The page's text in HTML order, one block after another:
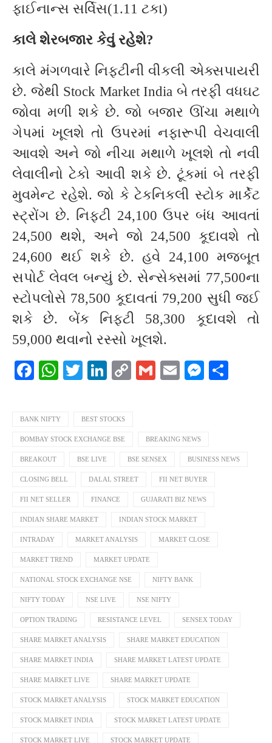
ફાઈનાન્સ સર્વિસ(1.11 ટકા)
કાલે શેરબજાર કેવું રહેશે?
કાલે મંગળવારે નિફ્ટીની વીકલી એક્સપાયરી
છે. જેથી Stock Market India બે તરફી વધઘટ
જોવા મળી શકે છે. જો બજાર ઊંચા મથાળે
ગેપમાં ખૂલશે તો ઉપરમાં નફારૂપી વેચવાલી
આવશે અને જો નીચા મથાળે ખૂલશે તો નવી
લેવાલીનો ટેકો આવી શકે છે. ટૂંકમાં બે તરફી
મુવમેન્ટ રહેશે. જો કે ટેકનિકલી સ્ટોક માર્કેટ
સ્ટ્રોંગ છે. નિફ્ટી 24,100 ઉપર બંધ આવતાં
24,500 થશે, અને જો 24,500 કૂદાવશે તો
24,600 થઈ શકે છે. હવે 24,100 મજબૂત
સપોર્ટ લેવલ બન્યું છે. સેન્સેક્સમાં 77,500ના
સ્ટોપલોસે 78,500 કૂદાવતાં 79,200 સુધી જઈ
શકે છે. બેંક નિફ્ટી 58,300 કૂદાવશે તો
59,000 થવાનો રસ્સો ખૂલશે.
Facebook
WhatsApp
TwitterLinkedIn
CopyGmailEmail
BANK NIFTY BEST STOCKS
BOMBAY STOCK EXCHANGE BSE BREAKING NEWS
BREAKOUT BSE LIVE BSE SENSEX BUSINESS NEWS
CLOSING BELL DALAL STREET FII NET BUYER
FII NET SELLER FINANCE GUJARATI BIZ NEWS
INDIAN SHARE MARKET INDIAN STOCK MARKET
INTRADAY MARKET ANALYSIS MARKET CLOSE
MARKET TREND MARKET UPDATE
NATIONAL STOCK EXCHANGE NSE NIFTY BANK
NIFTY TODAY NSE LIVE NSE NIFTY
OPTION TRADING RESISTANCE LEVEL SENSEX TODAY
SHARE MARKET ANALYSIS SHARE MARKET EDUCATION
SHARE MARKET INDIA SHARE MARKET LATEST UPDATE
SHARE MARKET LIVE SHARE MARKET UPDATE
STOCK MARKET ANALYSIS STOCK MARKET EDUCATION
STOCK MARKET INDIA STOCK MARKET LATEST UPDATE
STOCK MARKET LIVE STOCK MARKET UPDATE